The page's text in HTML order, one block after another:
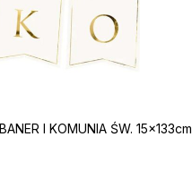
I KOMUNIA ŚW. 15x133cm